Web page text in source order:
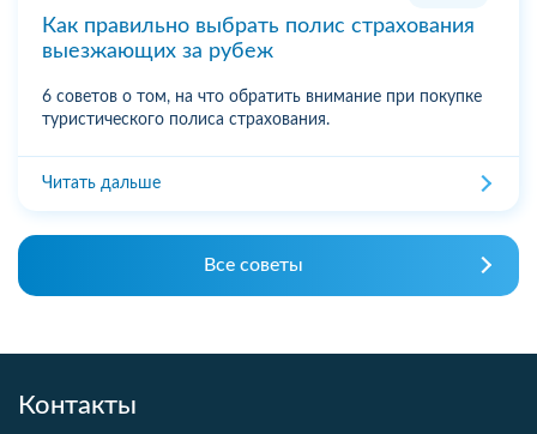
Как правильно выбрать полис страхования
выезжающих за рубеж
6 советов о том, на что обратить внимание при покупке
туристического полиса страхования.
Читать дальше
Все советы
Контакты